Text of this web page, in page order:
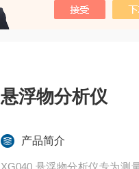
悬浮物分析仪
产品简介
XG040 悬浮物分析仪专为测